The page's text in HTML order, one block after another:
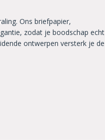
Ons briefpapier,
zodat je boodschap echt
ontwerpen versterk je de